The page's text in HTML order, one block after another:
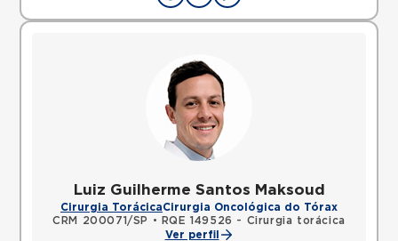
Luiz Guilherme Santos Maksoud
Cirurgia TorácicaCirurgia Oncológica do Tórax
CRM 200071/SP
•
RQE 149526 - Cirurgia torácica
Ver perfil